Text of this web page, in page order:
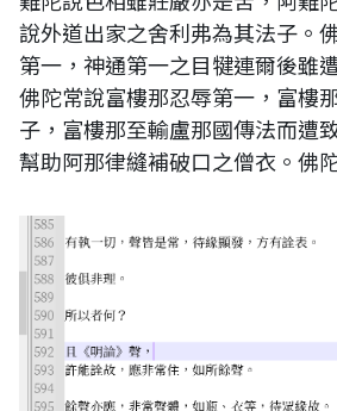
說外道出家之舍利弗為其法子。
第一，神通第一之目犍連爾後雖
佛陀常說富樓那忍辱第一，富樓
子，富樓那至輸盧那國傳法而遭
幫助阿那律縫補破口之僧衣。佛